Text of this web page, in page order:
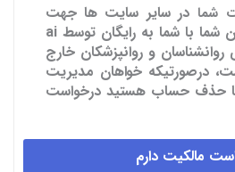
شما در سایر سایت ها جهت
تسهیل ارتباط مراجعان شما با شما به رایگان توسط ai
روانشناسان و روانپزشکان خارج
درصورتیکه خواهان مدیریت
یا حذف حساب هستید درخواست
مالکیت دارم